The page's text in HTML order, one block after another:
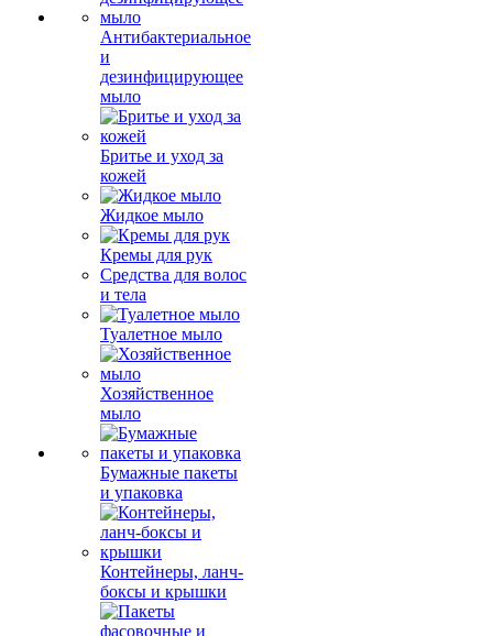
Антибактериальное
и
дезинфицирующее
мыло
Бритье и уход за
кожей
Жидкое мыло
Кремы для рук
Средства для волос
и тела
Туалетное мыло
Хозяйственное
мыло
Бумажные пакеты
и упаковка
Контейнеры, ланч-
боксы и крышки